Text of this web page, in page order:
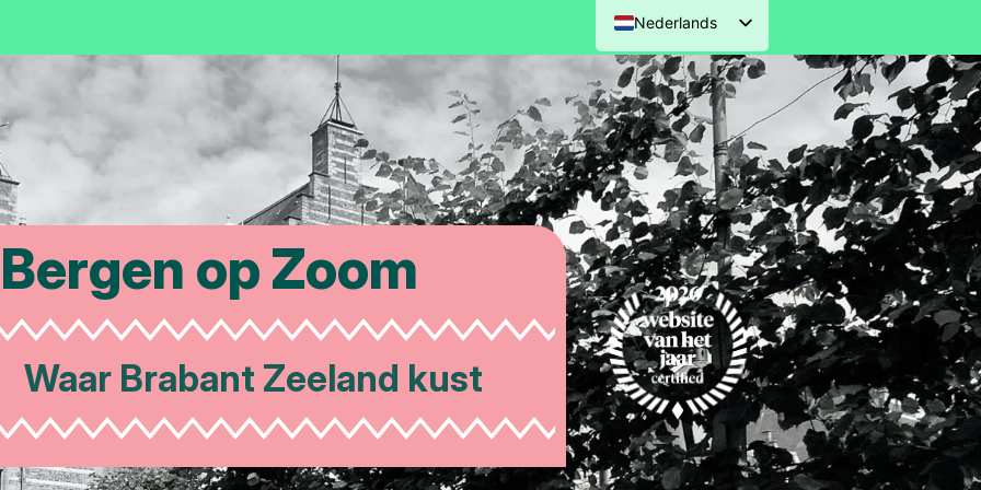
Nederlands
English (UK)
Deutsch
Français
Bergen op Zoom
Brabant Zeeland kust